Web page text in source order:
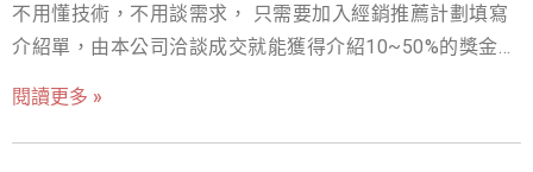
不用懂技術，不用談需求， 只需要加入經銷推薦計劃填寫
介紹單，由本公司洽談成交就能獲得介紹10~50%的獎金。
本公司目前提供三項經銷推薦計劃，歡迎B2B行業的業務人
員、網頁、平面設計、網路廣告/行銷、SEO公司、網站站
閱讀更多 »